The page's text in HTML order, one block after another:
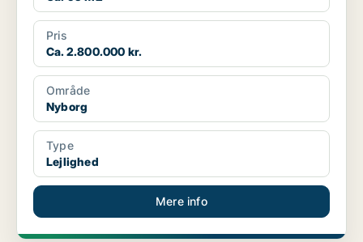
Pris
Ca. 2.800.000 kr.
Område
Nyborg
Type
Lejlighed
Mere info